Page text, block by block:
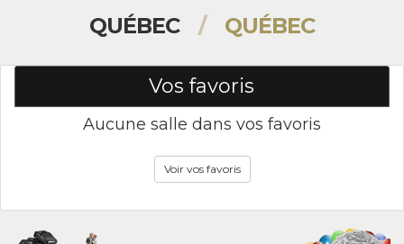
QUÉBEC / QUÉBEC
Vos favoris
Aucune salle dans vos favoris
Voir vos favoris